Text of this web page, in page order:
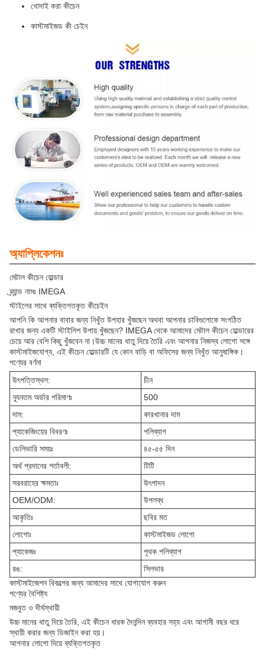
খোদাই করা কীচেন
কাস্টমাইজড কী চেইন
অ্যাপ্লিকেশনঃ
মেটাল কীচেন হোল্ডার
ব্র্যান্ড নামঃ IMEGA
স্টাইলের সাথে ব্যক্তিগতকৃত কীচেইন
আপনি কি আপনার বাবার জন্য নিখুঁত উপহার খুঁজছেন অথবা আপনার চাবিগুলোকে সংগঠিত
রাখার জন্য একটি স্টাইলিশ উপায় খুঁজছেন? IMEGA থেকে আমাদের মেটাল কীচেন হোল্ডারের
চেয়ে আর বেশি কিছু খুঁজবেন না।উচ্চ মানের ধাতু দিয়ে তৈরি এবং আপনার নিজস্ব লোগো সঙ্গে
কাস্টমাইজযোগ্য, এই কীচেন হোল্ডারটি যে কোন বাড়ি বা অফিসের জন্য নিখুঁত আনুষাঙ্গিক।
পণ্যের বর্ণনা
উৎপত্তিস্থল:
চীন
ন্যূনতম অর্ডার পরিমাণঃ
500
দাম:
কারখানার দাম
প্যাকেজিংয়ের বিবরণঃ
পলিব্যাগ
ডেলিভারি সময়ঃ
৪৫-৫৫ দিন
অর্থ প্রদানের শর্তাবলী:
টিটি
সরবরাহের ক্ষমতাঃ
উৎপাদন
OEM/ODM:
উপলব্ধ
আকৃতিঃ
ছবির মত
লোগোঃ
কাস্টমাইজড লোগো
প্যাকেজঃ
পৃথক পলিব্যাগ
রঙ:
সিলভার
কাস্টমাইজেশন বিকল্পের জন্য আমাদের সাথে যোগাযোগ করুন
পণ্যের বৈশিষ্ট্য
মজবুত ও দীর্ঘস্থায়ী
উচ্চ মানের ধাতু দিয়ে তৈরি, এই কীচেন ধারক দৈনন্দিন ব্যবহার সহ্য এবং আগামী বছর ধরে
স্থায়ী করার জন্য ডিজাইন করা হয়।
আপনার লোগো দিয়ে ব্যক্তিগতকৃত